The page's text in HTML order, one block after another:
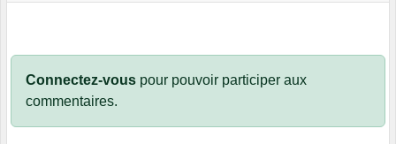
Connectez-vous pour pouvoir participer aux
commentaires.